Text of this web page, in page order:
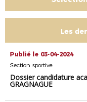
Les
Publié le 03-04-2024
Section sportive
Dossier candidature
GRAGNAGUE